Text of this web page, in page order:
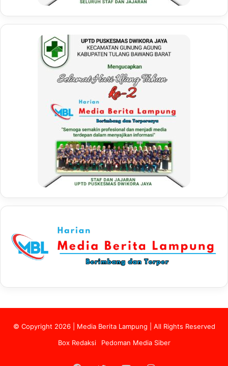
© Copyright 2026 | Media Berita Lampung | All Rights Reserved
Box Redaksi
Pedoman Media Siber